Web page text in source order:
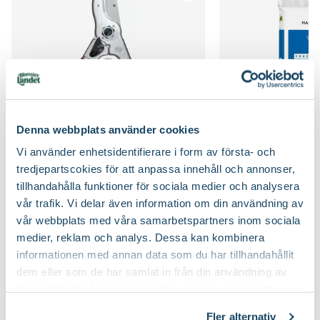
Denna webbplats använder cookies
Vi använder enhetsidentifierare i form av första- och
tredjepartscokies för att anpassa innehåll och annonser,
tillhandahålla funktioner för sociala medier och analysera
vår trafik. Vi delar även information om din användning av
vår webbplats med våra samarbetspartners inom sociala
medier, reklam och analys. Dessa kan kombinera
informationen med annan data som du har tillhandahållit
dem eller som de har samlat in från din användning av
Fler alternativ
Kvalitet - typ av planta Solitär
Växtsätt
Bladfärg Ljusgrön
Blomningstid Maj, Juni
Utmärkande egenskaper Doftar, För pollinatörer, Höstfärg,
Lättskött
Certifiering E-planta Vad betyder märkningen?
Planteringsavstånd (cc)
Mullrik jord, Näringsrik jord, Väldränerad jord
Jordprodukter
Beskärningstid
Efter blomning, Juli-september (JAS-perioden),
På hösten, På vårvintern
Speciell tålighet Blåsiga, öppna lägen, Salta vindar
Sekatör Felco 4
Felco
579:-
Välj butik
Online
Slut i lager
Till Produkten
till Sekatör Felco 4 produktsida
Hasselfors P-
Hasselfors Garden
8990
Välj butik
Online
Till